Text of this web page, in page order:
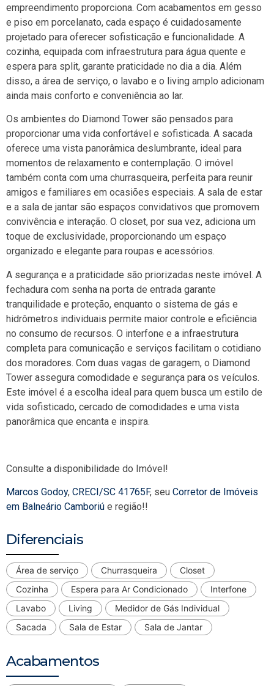
empreendimento proporciona. Com acabamentos em gesso
e piso em porcelanato, cada espaço é cuidadosamente
projetado para oferecer sofisticação e funcionalidade. A
cozinha, equipada com infraestrutura para água quente e
espera para split, garante praticidade no dia a dia. Além
disso, a área de serviço, o lavabo e o living amplo adicionam
ainda mais conforto e conveniência ao lar.
Os ambientes do Diamond Tower são pensados para
proporcionar uma vida confortável e sofisticada. A sacada
oferece uma vista panorâmica deslumbrante, ideal para
momentos de relaxamento e contemplação. O imóvel
também conta com uma churrasqueira, perfeita para reunir
amigos e familiares em ocasiões especiais. A sala de estar
e a sala de jantar são espaços convidativos que promovem
convivência e interação. O closet, por sua vez, adiciona um
toque de exclusividade, proporcionando um espaço
organizado e elegante para roupas e acessórios.
A segurança e a praticidade são priorizadas neste imóvel. A
fechadura com senha na porta de entrada garante
tranquilidade e proteção, enquanto o sistema de gás e
hidrômetros individuais permite maior controle e eficiência
no consumo de recursos. O interfone e a infraestrutura
completa para comunicação e serviços facilitam o cotidiano
dos moradores. Com duas vagas de garagem, o Diamond
Tower assegura comodidade e segurança para os veículos.
Este imóvel é a escolha ideal para quem busca um estilo de
vida sofisticado, cercado de comodidades e uma vista
panorâmica que encanta e inspira.
Consulte a disponibilidade do Imóvel!
Marcos Godoy, CRECI/SC 41765F, seu Corretor de Imóveis
em Balneário Camboriú e região!!
Diferenciais
Área de serviço Churrasqueira
Closet
Cozinha
Espera para Ar Condicionado
Interfone
Lavabo
Living
Medidor de Gás Individual
Sacada
Sala de Estar Sala de Jantar
Acabamentos